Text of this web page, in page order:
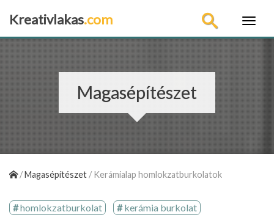
Kreativlakas.com
Magasépítészet
/Magasépítészet /Kerámialap homlokzatburkolatok
homlokzatburkolat kerámia burkolat